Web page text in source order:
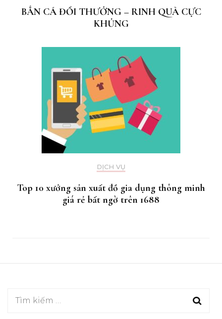
BẮN CÁ ĐỔI THƯỞNG – RINH QUÀ CỰC
KHỦNG
DỊCH VỤ
Top 10 xưởng sản xuất đồ gia dụng thông minh
giá rẻ bất ngờ trên 1688
Tìm